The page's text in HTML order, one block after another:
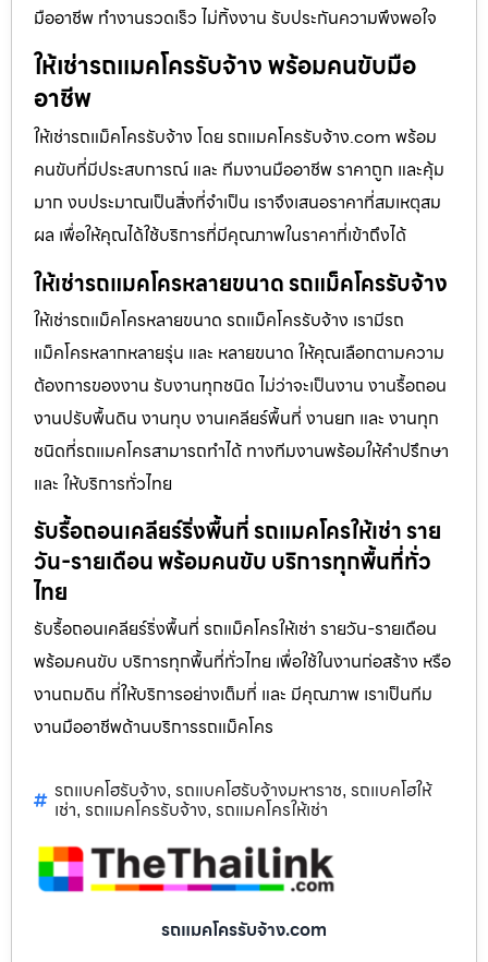
มืออาชีพ ทำงานรวดเร็ว ไม่ทิ้งงาน รับประกันความพึงพอใจ
ให้เช่ารถแมคโครรับจ้าง พร้อมคนขับมือ
อาชีพ
ให้เช่ารถแม็คโครรับจ้าง โดย รถแมคโครรับจ้าง.com พร้อม
คนขับที่มีประสบการณ์ และ ทีมงานมืออาชีพ ราคาถูก และคุ้ม
มาก งบประมาณเป็นสิ่งที่จำเป็น เราจึงเสนอราคาที่สมเหตุสม
ผล เพื่อให้คุณได้ใช้บริการที่มีคุณภาพในราคาที่เข้าถึงได้
ให้เช่ารถแมคโครหลายขนาด รถแม็คโครรับจ้าง
ให้เช่ารถแม็คโครหลายขนาด รถแม็คโครรับจ้าง เรามีรถ
แม็คโครหลากหลายรุ่น และ หลายขนาด ให้คุณเลือกตามความ
ต้องการของงาน รับงานทุกชนิด ไม่ว่าจะเป็นงาน งานรื้อถอน
งานปรับพื้นดิน งานทุบ งานเคลียร์พื้นที่ งานยก และ งานทุก
ชนิดที่รถแมคโครสามารถทำได้ ทางทีมงานพร้อมให้คำปรึกษา
และ ให้บริการทั่วไทย
รับรื้อถอนเคลียร์ริ่งพื้นที่ รถแมคโครให้เช่า ราย
วัน-รายเดือน พร้อมคนขับ บริการทุกพื้นที่ทั่ว
ไทย
รับรื้อถอนเคลียร์ริ่งพื้นที่ รถแม็คโครให้เช่า รายวัน-รายเดือน
พร้อมคนขับ บริการทุกพื้นที่ทั่วไทย เพื่อใช้ในงานก่อสร้าง หรือ
งานถมดิน ที่ให้บริการอย่างเต็มที่ และ มีคุณภาพ เราเป็นทีม
งานมืออาชีพด้านบริการรถแม็คโคร
รถแบคโฮรับจ้าง, รถแบคโฮรับจ้างมหาราช, รถแบคโฮให้
เช่า, รถแมคโครรับจ้าง, รถแมคโครให้เช่า
รถแมคโครรับจ้าง.com